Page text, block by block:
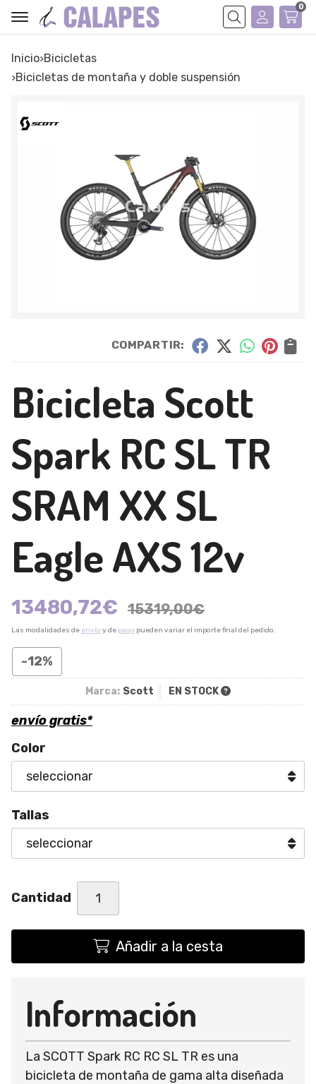
Buscar
0
Inicio
bicicletas
bicicletas de montaña y doble suspensión
COMPARTIR:
Bicicleta Scott
Spark RC SL TR
SRAM XX SL
Eagle AXS 12v
13480,72€ 15319,00€
Las modalidades de envío y de pago pueden variar el importe final del pedido.
-12%
Marca: Scott EN STOCK
envío gratis*
Color
Tallas
Cantidad
Añadir a la cesta
Información
La SCOTT Spark RC RC SL TR es una
bicicleta de montaña de gama alta diseñada